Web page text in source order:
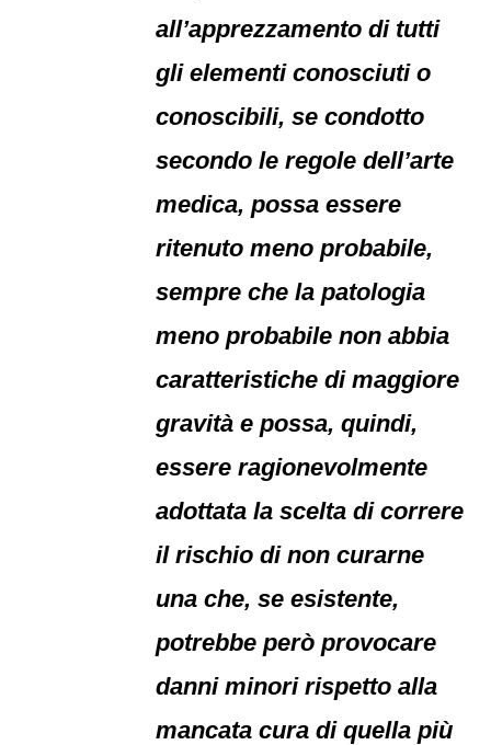
all’apprezzamento di tutti
gli elementi conosciuti o
conoscibili, se condotto
secondo le regole dell’arte
medica, possa essere
ritenuto meno probabile,
sempre che la patologia
meno probabile non abbia
caratteristiche di maggiore
gravità e possa, quindi,
essere ragionevolmente
adottata la scelta di correre
il rischio di non curarne
una che, se esistente,
potrebbe però provocare
danni minori rispetto alla
mancata cura di quella più